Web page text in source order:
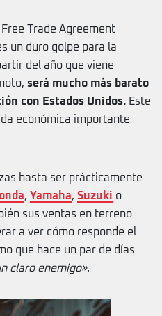
Trade Agreement
un duro golpe para la
del año que viene
será mucho más barato
con Estados Unidos. Este
económica importante
hasta ser prácticamente
, Yamaha, Suzuki o
sus ventas en terreno
a ver cómo responde el
que hace un par de días
claro enemigo».